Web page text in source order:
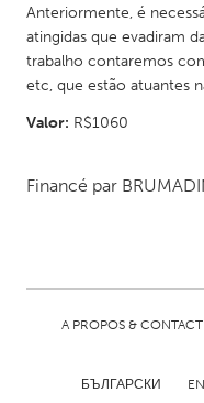
SINGAPORE
Singapore
Detroit, MI
Anteriormente, é
atingidas que evadiram
trabalho contaremos
etc, que estão atuantes
Valor: R$1060
Financé par
A PROPOS & CONTACT
БЪЛГАРСКИ